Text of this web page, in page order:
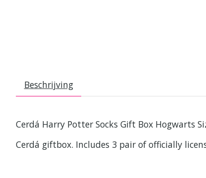
Beschrijving
Cerdá Harry Potter Socks Gift Box Hogwarts
Cerdá giftbox. Includes 3 pair of officially